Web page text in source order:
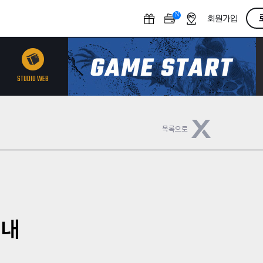
N
F
회원가입
STUDIO WEB